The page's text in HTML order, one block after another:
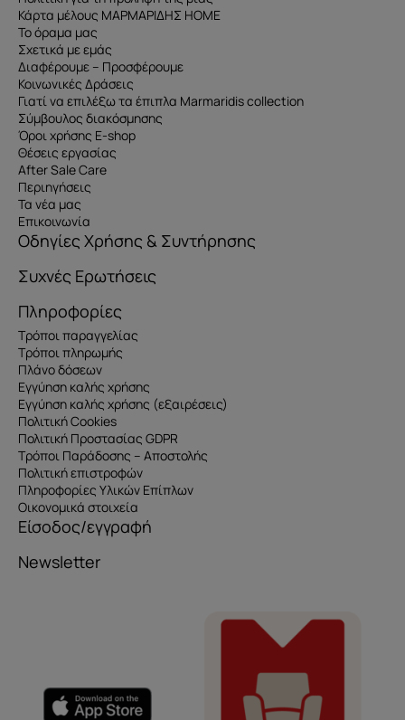
e-mail
Κάρτα μέλους ΜΑΡΜΑΡΙΔΗΣ HOME
Το όραμα μας
Σχετικά με εμάς
Διαφέρουμε – Προσφέρουμε
Κοινωνικές Δράσεις
Γιατί να επιλέξω τα έπιπλα Marmaridis collection
Σύμβουλος διακόσμησης
Όροι χρήσης E-shop
Θέσεις εργασίας
After Sale Care
Περιηγήσεις
Τα νέα μας
Επικοινωνία
Οδηγίες Χρήσης & Συντήρησης
Συχνές Ερωτήσεις
Πληροφορίες
Τρόποι παραγγελίας
Τρόποι πληρωμής
Πλάνο δόσεων
Εγγύηση καλής χρήσης
Εγγύηση καλής χρήσης (εξαιρέσεις)
Πολιτική Cookies
Πολιτική Προστασίας GDPR
Τρόποι Παράδοσης – Αποστολής
Πολιτική επιστροφών
Πληροφορίες Υλικών Επίπλων
Οικονομικά στοιχεία
Είσοδος/εγγραφή
Newsletter